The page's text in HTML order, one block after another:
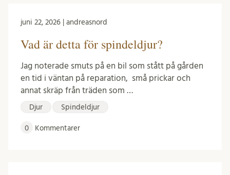
juni 22, 2026 | andreasnord
Vad är detta för spindeldjur?
Jag noterade smuts på en bil som stått på gården
en tid i väntan på reparation, små prickar och
annat skräp från träden som …
Djur Spindeldjur
0 Kommentarer